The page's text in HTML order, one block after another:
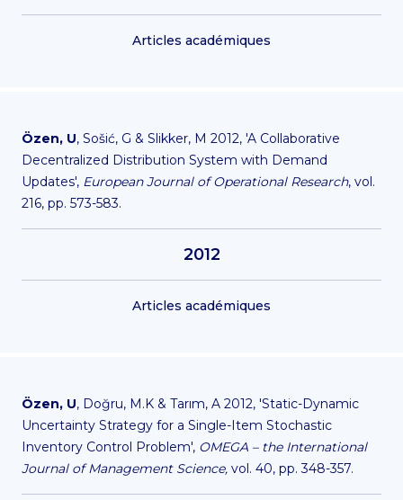
Articles académiques
Özen, U, Sošić, G & Slikker, M 2012, 'A Collaborative
Decentralized Distribution System with Demand
Updates', European Journal of Operational Research, vol.
216, pp. 573-583.
2012
Articles académiques
Özen, U, Doğru, M.K & Tarım, A 2012, 'Static-Dynamic
Uncertainty Strategy for a Single-Item Stochastic
Inventory Control Problem', OMEGA – the International
Journal of Management Science, vol. 40, pp. 348-357.